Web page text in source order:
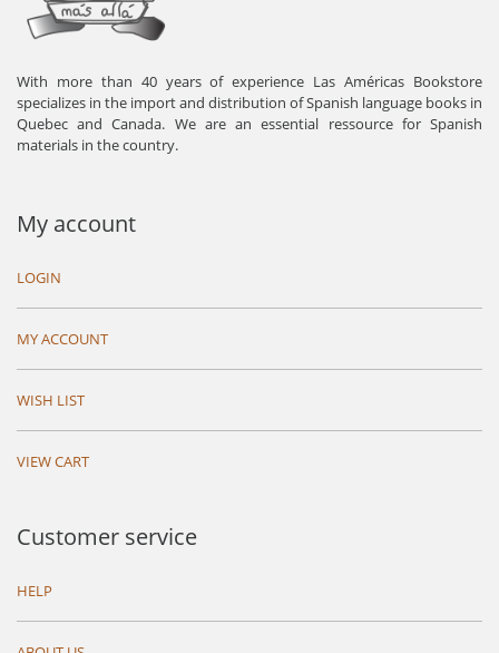
With more than 40 years of experience Las Américas Bookstore
specializes in the import and distribution of Spanish language books in
Quebec and Canada. We are an essential ressource for Spanish
materials in the country.
My account
LOGIN
MY ACCOUNT
WISH LIST
VIEW CART
Customer service
HELP